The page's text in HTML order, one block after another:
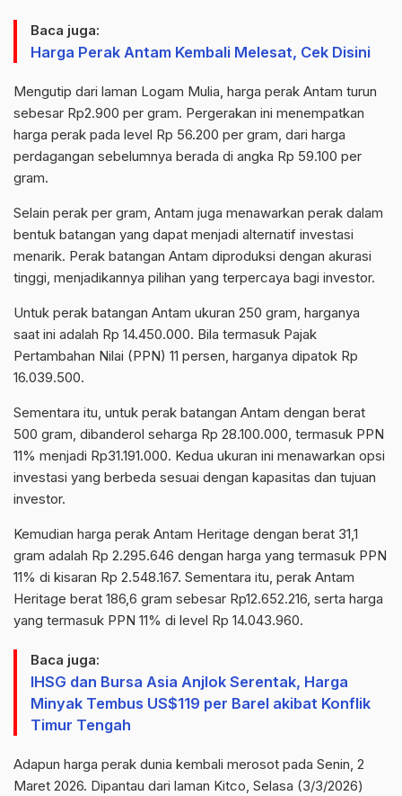
Baca juga:
Harga Perak Antam Kembali Melesat, Cek Disini
Mengutip dari laman Logam Mulia, harga perak Antam turun
sebesar Rp2.900 per gram. Pergerakan ini menempatkan
harga perak pada level Rp 56.200 per gram, dari harga
perdagangan sebelumnya berada di angka Rp 59.100 per
gram.
Selain perak per gram, Antam juga menawarkan perak dalam
bentuk batangan yang dapat menjadi alternatif investasi
menarik. Perak batangan Antam diproduksi dengan akurasi
tinggi, menjadikannya pilihan yang terpercaya bagi investor.
Untuk perak batangan Antam ukuran 250 gram, harganya
saat ini adalah Rp 14.450.000. Bila termasuk Pajak
Pertambahan Nilai (PPN) 11 persen, harganya dipatok Rp
16.039.500.
Sementara itu, untuk perak batangan Antam dengan berat
500 gram, dibanderol seharga Rp 28.100.000, termasuk PPN
11% menjadi Rp31.191.000. Kedua ukuran ini menawarkan opsi
investasi yang berbeda sesuai dengan kapasitas dan tujuan
investor.
Kemudian harga perak Antam Heritage dengan berat 31,1
gram adalah Rp 2.295.646 dengan harga yang termasuk PPN
11% di kisaran Rp 2.548.167. Sementara itu, perak Antam
Heritage berat 186,6 gram sebesar Rp12.652.216, serta harga
yang termasuk PPN 11% di level Rp 14.043.960.
Baca juga:
IHSG dan Bursa Asia Anjlok Serentak, Harga
Minyak Tembus US$119 per Barel akibat Konflik
Timur Tengah
Adapun harga perak dunia kembali merosot pada Senin, 2
Maret 2026. Dipantau dari laman Kitco, Selasa (3/3/2026)